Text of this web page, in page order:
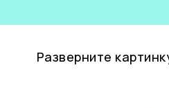
Разверните